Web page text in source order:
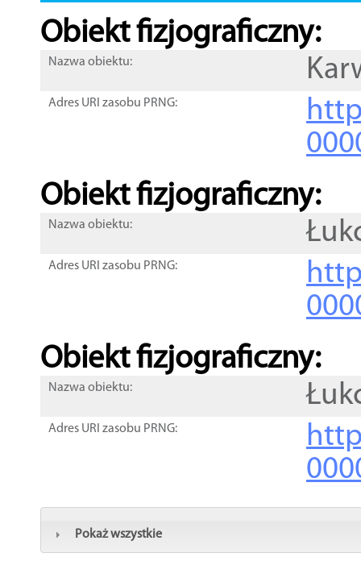
Obiekt fizjograficzny:
Nazwa obiektu:
Adres URI zasobu PRNG:
Obiekt fizjograficzny:
Nazwa obiektu:
Adres URI zasobu PRNG:
Obiekt fizjograficzny:
Nazwa obiektu:
Adres URI zasobu PRNG:
Pokaż wszystkie